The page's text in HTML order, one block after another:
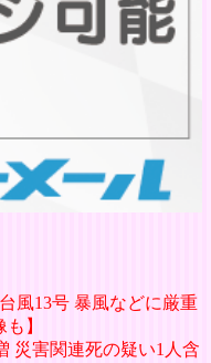
風13号 暴風などに厳重
】
災害関連死の疑い1人含